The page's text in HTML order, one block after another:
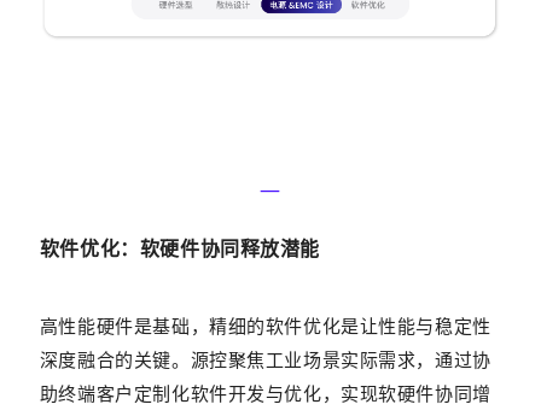
—‍
软件优化：软硬件协同释放潜能
高性能硬件是基础，精细的软件优化是让性能与稳定性
深度融合的关键。源控聚焦工业场景实际需求，通过协
助终端客户定制化软件开发与优化，实现软硬件协同增